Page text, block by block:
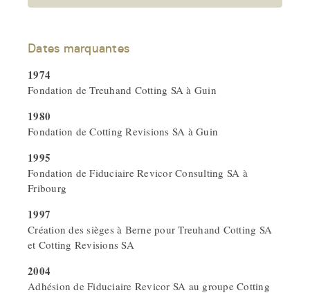
Dates marquantes
1974
Fondation de Treuhand Cotting SA à Guin
1980
Fondation de Cotting Revisions SA à Guin
1995
Fondation de Fiduciaire Revicor Consulting SA à
Fribourg
1997
Création des sièges à Berne pour Treuhand Cotting SA
et Cotting Revisions SA
2004
Adhésion de Fiduciaire Revicor SA au groupe Cotting